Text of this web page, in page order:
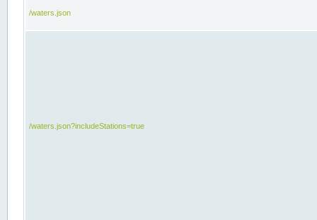
/waters.json
/waters.json?includeStations=true